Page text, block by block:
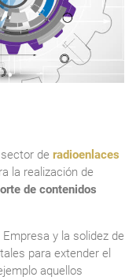
de radioenlaces
la realización de
de contenidos
y la solidez de
para extender el
aquellos